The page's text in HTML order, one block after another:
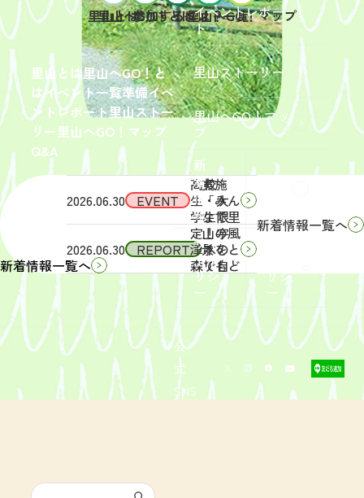
里山とは里山へGO！と
はイベント一覧準備イベ
ントレポート里山ストー
リー里山へGO！マップ
Q&A
イベントレポー
ト
里山ストーリー
里山へGO！マッ
プ
新
着
情
報
サイ
トポ
リシ
ー
リシ
ー
公
式
SNS
里山とは
里山へGO！とは
参加するには？
イベント一覧
里山へGO！マップ
新着情報一覧へ
2026.06.30 EVENT
2026年9
月19日
（土）
開催
「【東
京ポイ
ント対
象】中
学生・
高校
生・大
学生限
定！宇
津木の
森で自
然体
験！」
募集を
開始し
まし
2026.06.30 REPORT
2026年
6月13
（土）
実施
「みん
なで里
山の風
景をと
りもど
そ
う！」
活動レ
ポート
を掲載
しまし
た。
新着情報一覧へ